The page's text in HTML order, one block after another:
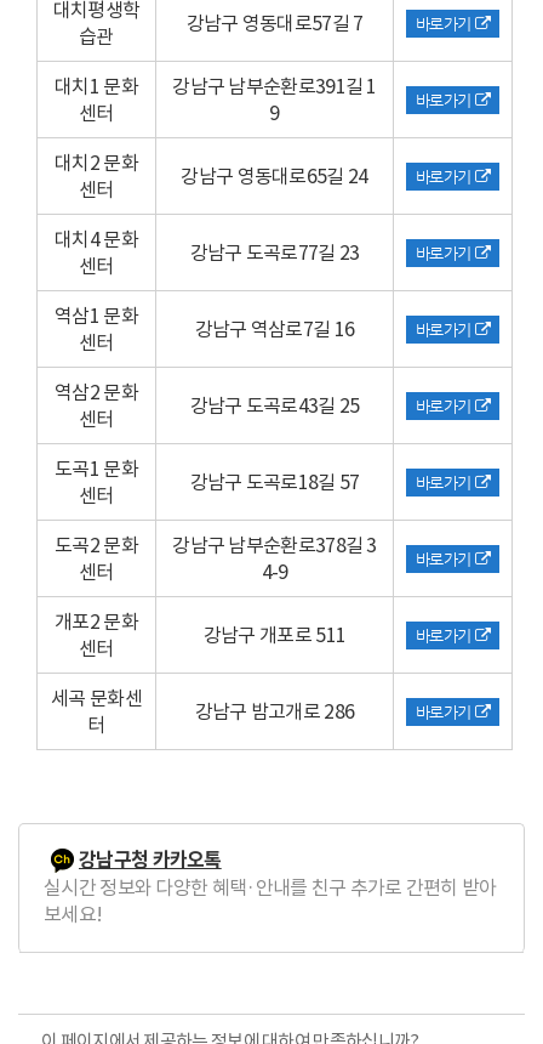
대치평생학
습관
강남구 영동대로57길 7 바로가기
대치1 문화
센터
강남구 남부순환로391길 1
9
바로가기
대치2 문화
센터
강남구 영동대로65길 24 바로가기
대치4 문화
센터
강남구 도곡로77길 23 바로가기
역삼1 문화
센터
강남구 역삼로7길 16 바로가기
역삼2 문화
센터
강남구 도곡로43길 25 바로가기
도곡1 문화
센터
강남구 도곡로18길 57 바로가기
도곡2 문화
센터
강남구 남부순환로378길 3
4-9
바로가기
개포2 문화
센터
강남구 개포로 511 바로가기
세곡 문화센
터
강남구 밤고개로 286 바로가기
강남구청 카카오톡
실시간 정보와 다양한 혜택·안내를 친구 추가로 간편히 받아
보세요!